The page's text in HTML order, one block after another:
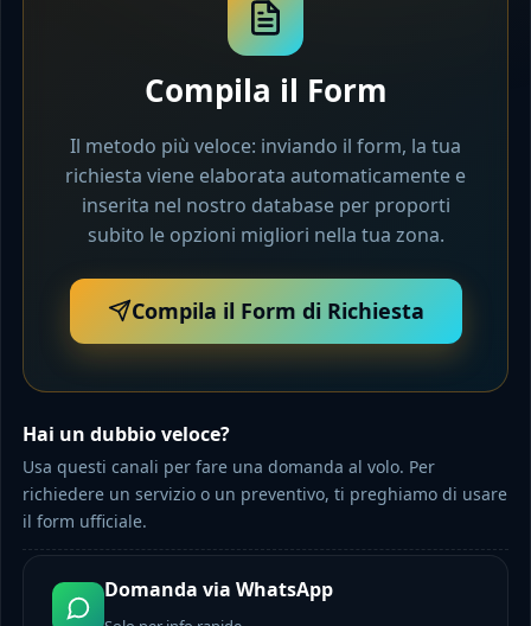
Compila il Form
Il metodo più veloce: inviando il form, la tua
richiesta viene elaborata automaticamente e
inserita nel nostro database per proporti
subito le opzioni migliori nella tua zona.
Compila il Form di Richiesta
Hai un dubbio veloce?
Usa questi canali per fare una domanda al volo. Per
richiedere un servizio o un preventivo, ti preghiamo di usare
il form ufficiale.
Domanda via WhatsApp